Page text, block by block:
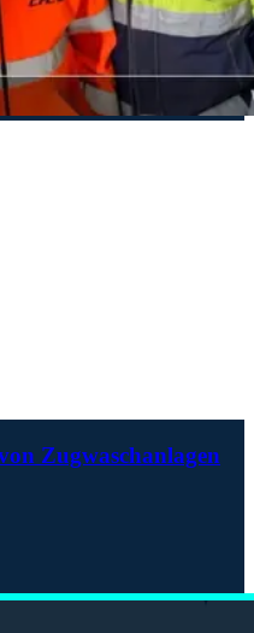
Zugwaschanlagen